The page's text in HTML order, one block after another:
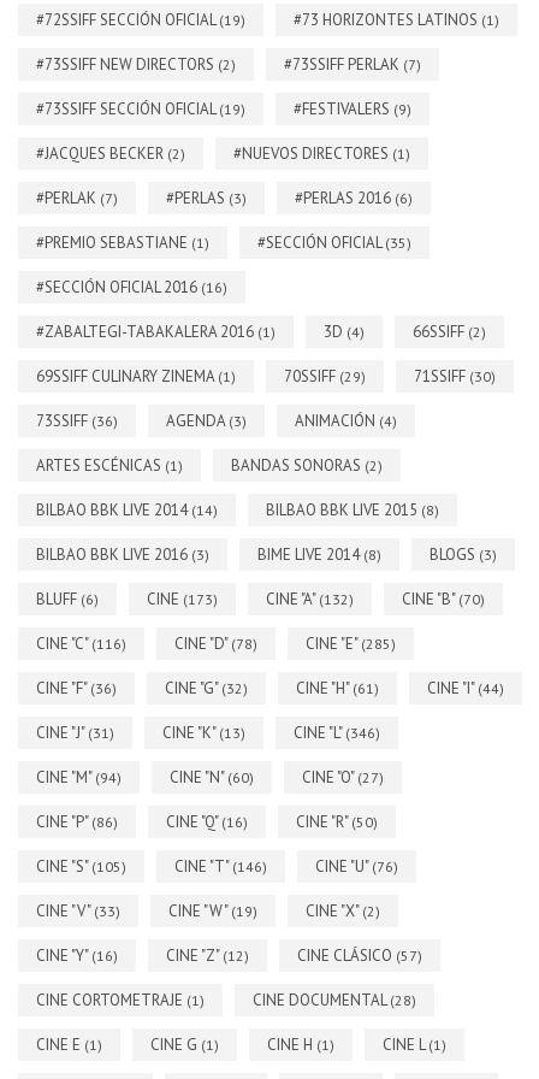
#72SSIFF SECCIÓN OFICIAL(19) #73 HORIZONTES LATINOS (1)
#73SSIFF NEW DIRECTORS (2) #73SSIFF PERLAK (7)
#73SSIFF SECCIÓN OFICIAL(19) #FESTIVALERS (9)
#JACQUES BECKER (2) #NUEVOS DIRECTORES (1)
#PERLAK (7) #PERLAS (3) #PERLAS 2016 (6)
#PREMIO SEBASTIANE (1) #SECCIÓN OFICIAL(35)
#SECCIÓN OFICIAL 2016 (16)
#ZABALTEGI-TABAKALERA 2016 (1) 3D (4) 66SSIFF (2)
69SSIFF CULINARY ZINEMA (1) 70SSIFF (29) 71SSIFF (30)
73SSIFF (36) AGENDA (3) ANIMACIÓN (4)
ARTES ESCÉNICAS (1) BANDAS SONORAS (2)
BILBAO BBK LIVE 2014 (14) BILBAO BBK LIVE 2015 (8)
BILBAO BBK LIVE 2016 (3) BIME LIVE 2014 (8) BLOGS (3)
BLUFF (6) CINE (173) CINE "A" (132) CINE "B" (70)
CINE "C" (116) CINE "D" (78) CINE "E" (285)
CINE "F" (36) CINE "G" (32) CINE "H" (61) CINE "I" (44)
CINE "J" (31) CINE "K" (13) CINE "L" (346)
CINE "M" (94) CINE "N" (60) CINE "O" (27)
CINE "P" (86) CINE "Q" (16) CINE "R" (50)
CINE "S" (105) CINE "T" (146) CINE "U" (76)
CINE "V" (33) CINE "W" (19) CINE "X" (2)
CINE "Y" (16) CINE "Z" (12) CINE CLÁSICO (57)
CINE CORTOMETRAJE (1) CINE DOCUMENTAL(28)
CINE E (1) CINE G (1) CINE H (1) CINE L(1)